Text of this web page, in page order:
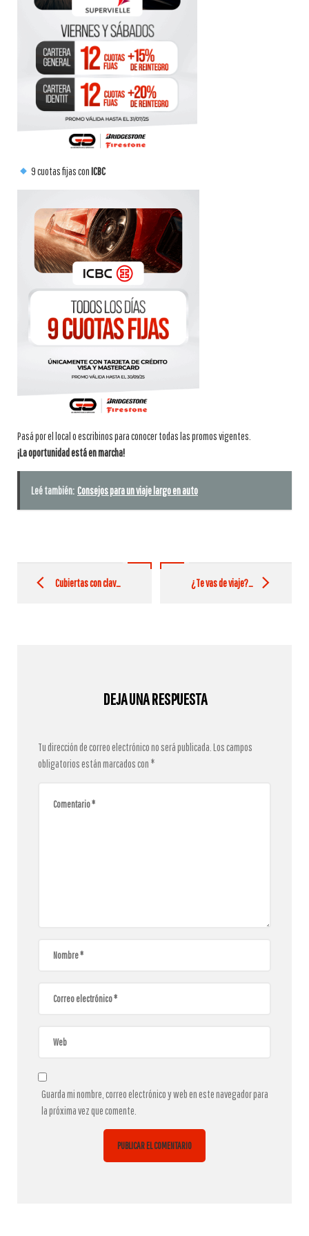
9 cuotas fijas conICBC
Pasá por el local o escribinos para conocer todas las promos vigentes.
¡La oportunidad está en marcha!
Leé también: Consejos para un viaje largo en auto
navigation
Cubiertas con clavos en neumáticos ¿Te vas de viaje? Revisá esto antes de arrancar
DEJA UNA RESPUESTA
Tu dirección de correo electrónico no será publicada. Los campos
obligatorios están marcados con *
Guarda mi nombre, correo electrónico y web en este navegador para
la próxima vez que comente.